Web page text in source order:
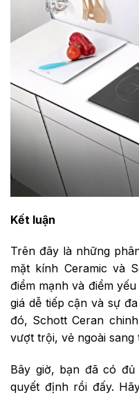
Kết luận
Trên đây là những
mặt kính Ceramic và
điểm mạnh và điểm
giá dễ tiếp cận và sự
đó, Schott Ceran
vượt trội, vẻ ngoài
Bây giờ, bạn đã có
quyết định rồi đấy.